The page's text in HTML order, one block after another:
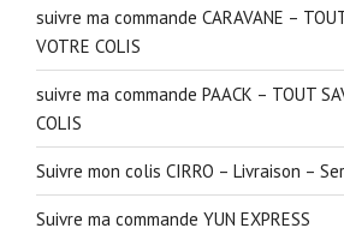
suivre ma commande CARAVANE –
VOTRE COLIS
suivre ma commande PAACK – TOUT
COLIS
Suivre mon colis CIRRO – Livraison –
Suivre ma commande YUN EXPRESS